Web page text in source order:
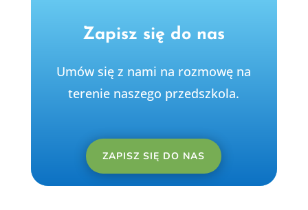
Zapisz się do nas
Umów się z nami na rozmowę na
terenie naszego przedszkola.
ZAPISZ SIĘ DO NAS